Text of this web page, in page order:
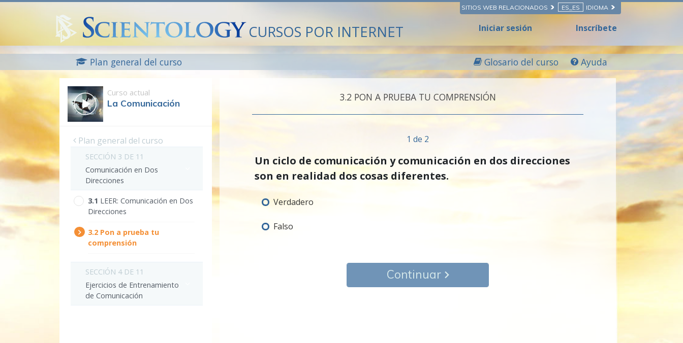
SITIOS WEB RELACIONADOS ES_ES IDIOMA
CURSOS POR INTERNET Iniciar sesión Inscríbete
Plan general del curso Glosario del curso Ayuda
Curso actual
La Comunicación
Plan general del curso
SECCIÓN 3 DE 11
Comunicación en Dos
Direcciones
3.‎1 LEER: Comunicación en Dos
Direcciones
3.‎2 Pon a prueba tu
comprensión
SECCIÓN 4 DE 11
Ejercicios de Entrenamiento
de Comunicación
3.‎2 PON A PRUEBA TU COMPRENSIÓN
1 de 2
Un ciclo de comunicación y comunicación en dos direcciones
son en realidad dos cosas diferentes.
Verdadero
Falso
Continuar